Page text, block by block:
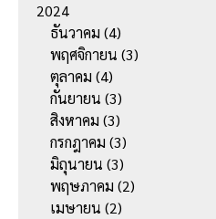
2024
ธันวาคม (4)
พฤศจิกายน (3)
ตุลาคม (4)
กันยายน (3)
สิงหาคม (3)
กรกฎาคม (3)
มิถุนายน (3)
พฤษภาคม (2)
เมษายน (2)